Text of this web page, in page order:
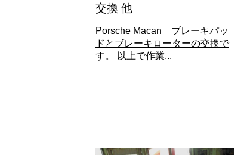
交換 他
Porsche Macan ブレーキパッ
ドとブレーキローターの交換で
す。 以上で作業...